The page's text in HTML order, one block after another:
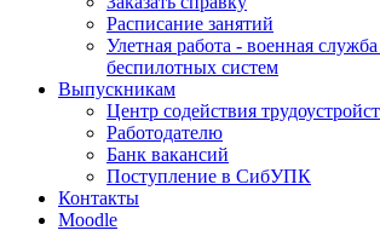
Расписание занятий
Улетная работа - военная
беспилотных систем
Выпускникам
Центр содействия
Работодателю
Банк вакансий
Поступление в СибУПК
Контакты
Moodle